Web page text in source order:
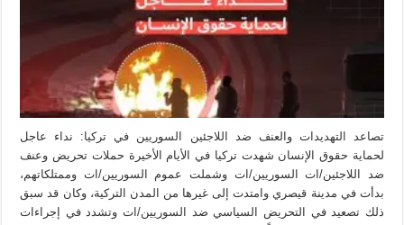
تصاعد التهديدات والعنف ضد اللاجئين السوريين في تركيا: نداء عاجل
لحماية حقوق الإنسان شهدت تركيا في الأيام الأخيرة حملات تحريض وعنف
ضد اللاجئين/ات السوريين/ات وشملت عموم السوريين/ات وممتلكاتهم،
بدأت في مدينة قيصري وامتدت إلى غيرها من المدن التركية، وكان قد سبق
ذلك تصعيد في التحريض السياسي ضد السوريين/ات وتشدد في إجراءات